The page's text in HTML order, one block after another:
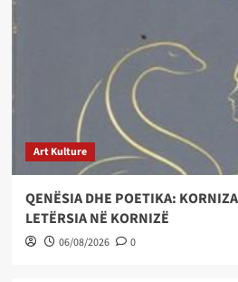
Art Kulture
QENËSIA DHE POETIKA:
LETËRSIA NË KORNIZË
06/08/2026 0